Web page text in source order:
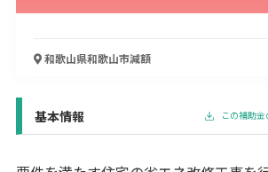
物流・運輸業 情報通信業 卸
建設･不動産業
サービス業 医療･福祉
和歌山県和歌山市減額
基本情報 この補助